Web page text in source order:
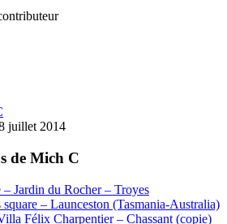
juillet 2014
de Mich C
Jardin du Rocher – Troyes
square – Launceston (Tasmania-Australia)
Félix Charpentier – Chassant (copie)